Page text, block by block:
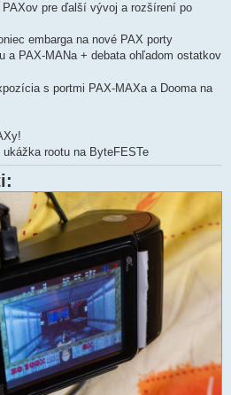
pre ďalší vývoj a rozšírení po
embarga na nové PAX porty
a PAX-MANa + debata ohľadom ostatkov
s portmi PAX-MAXa a Dooma na
ukážka rootu na ByteFESTe